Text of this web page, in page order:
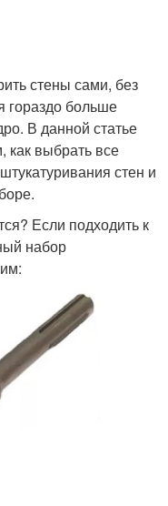
стены сами, без
гораздо больше
В данной статье
как выбрать все
стен и
Если подходить к
набор